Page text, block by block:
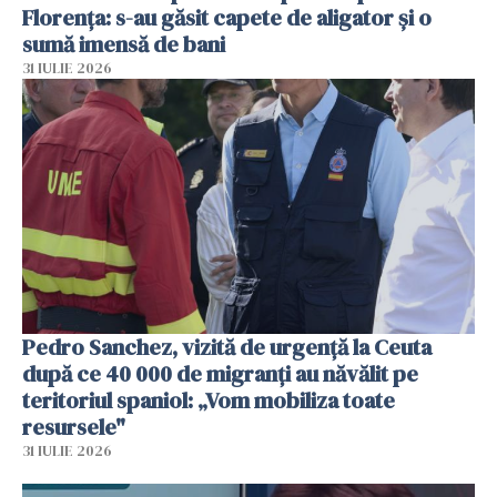
Florența: s-au găsit capete de aligator și o
sumă imensă de bani
31 IULIE 2026
Pedro Sanchez, vizită de urgență la Ceuta
după ce 40 000 de migranți au năvălit pe
teritoriul spaniol: „Vom mobiliza toate
resursele"
31 IULIE 2026